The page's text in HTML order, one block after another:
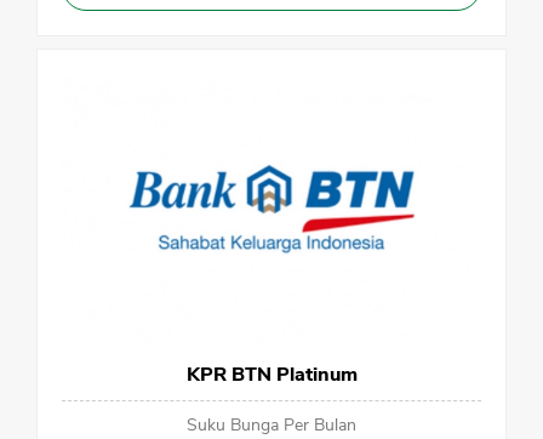
KPR BTN Platinum
Suku Bunga Per Bulan